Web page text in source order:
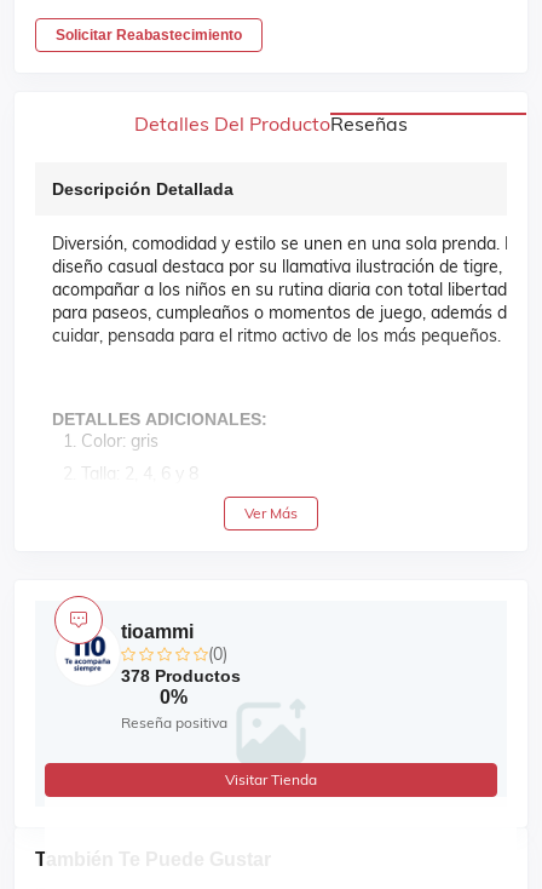
Solicitar Reabastecimiento
Detalles Del ProductoReseñas
Descripción Detallada
Diversión, comodidad y estilo se unen en una sola prenda.
diseño casual destaca por su llamativa ilustración de tigre, es
acompañar a los niños en su rutina diaria con total libertad de
para paseos, cumpleaños o momentos de juego, además de
cuidar, pensada para el ritmo activo de los más pequeños.
DETALLES ADICIONALES:
Color: gris
Talla: 2, 4, 6 y 8
Recomendaciones de cuidado: lavar con agua tibia y
Ver Más
También Te Puede Gustar
tioammi
(0)
378 Productos
0%
Reseña positiva
Visitar Tienda